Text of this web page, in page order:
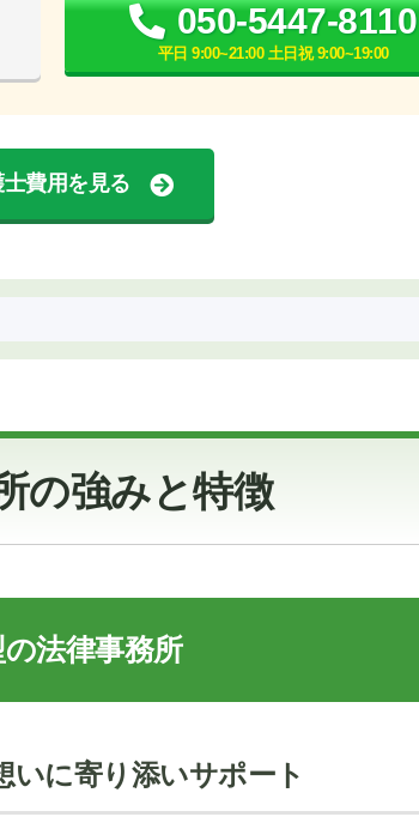
050-5447-8110
平日 9:00~21:00 土日祝 9:00~19:00
費用を見る
の強みと特徴
法律事務所
いに寄り添いサポート